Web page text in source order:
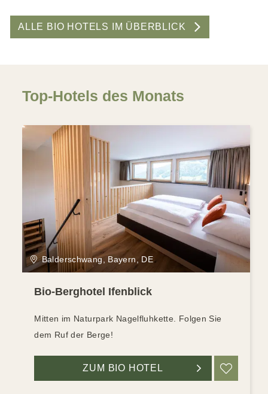
ALLE BIO HOTELS IM ÜBERBLICK
Top-Hotels des Monats
Balderschwang, Bayern, DE
Bio-Berghotel Ifenblick
Mitten im Naturpark Nagelfluhkette. Folgen Sie
dem Ruf der Berge!
ZUM BIO HOTEL